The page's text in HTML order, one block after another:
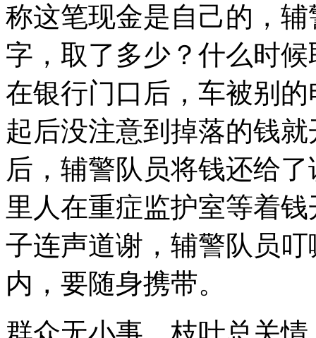
称这笔现金是自己的，
字，取了多少？什么时
在银行门口后，车被别
起后没注意到掉落的钱
后，辅警队员将钱还给
里人在重症监护室等着
子连声道谢，辅警队员
内，要随身携带。